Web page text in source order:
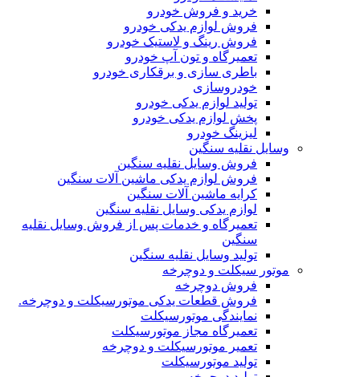
خرید و فروش خودرو
فروش لوازم یدکی خودرو
فروش رینگ و لاستیک خودرو
تعمیرگاه و تون آپ خودرو
باطری سازی و برقکاری خودرو
خودروسازی
تولید لوازم یدکی خودرو
پخش لوازم یدکی خودرو
لیزینگ خودرو
وسایل نقلیه سنگین
فروش وسایل نقلیه سنگین
فروش لوازم یدکی ماشین آلات سنگین
کرایه ماشین آلات سنگین
لوازم یدکی وسایل نقلیه سنگین
تعمیرگاه و خدمات پس از فروش وسایل نقلیه
سنگین
تولید وسایل نقلیه سنگین
موتور سیکلت و دوچرخه
فروش دوچرخه
فروش قطعات یدکی موتورسیکلت و دوچرخه.
نمایندگی موتورسیکلت
تعمیرگاه مجاز موتورسیکلت
تعمیر موتورسیکلت و دوچرخه
تولید موتورسیکلت